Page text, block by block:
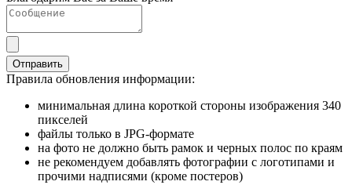
Отправить
Правила обновления информации:
минимальная длина короткой стороны изображения 340
пикселей
файлы только в JPG-формате
на фото не должно быть рамок и черных полос по краям
не рекомендуем добавлять фотографии с логотипами и
прочими надписями (кроме постеров)